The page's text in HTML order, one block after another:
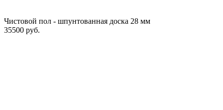
Чистовой пол - шпунтованная доска 28 мм
35500 руб.